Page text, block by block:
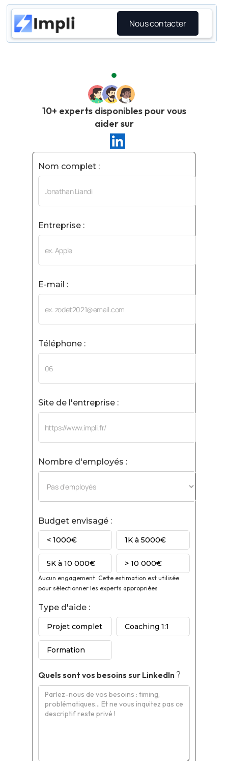
Nous contacter
10+ experts disponibles pour vous
aider sur
Nom complet :
Entreprise :
E-mail :
Téléphone :
Site de l'entreprise :
Nombre d'employés :
Budget envisagé :
< 1000€ 1K à 5000€
5K à 10 000€ > 10 000€
Aucun engagement. Cette estimation est utilisée
pour sélectionner les experts appropriées
Type d'aide :
Projet complet Coaching 1:1
Formation
Quels sont vos besoins sur LinkedIn?